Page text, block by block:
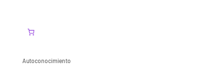
Autoconocimiento